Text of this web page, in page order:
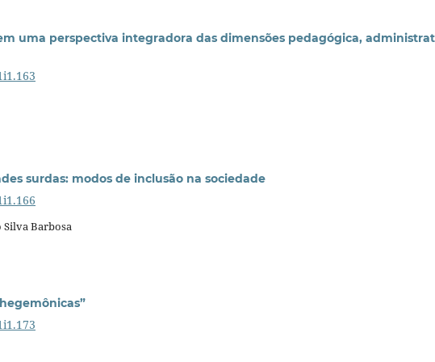
uma perspectiva integradora das dimensões pedagógica,
surdas: modos de inclusão na sociedade
Silva Barbosa